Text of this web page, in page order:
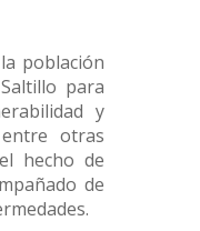
población
para
y
otras
hecho de
de